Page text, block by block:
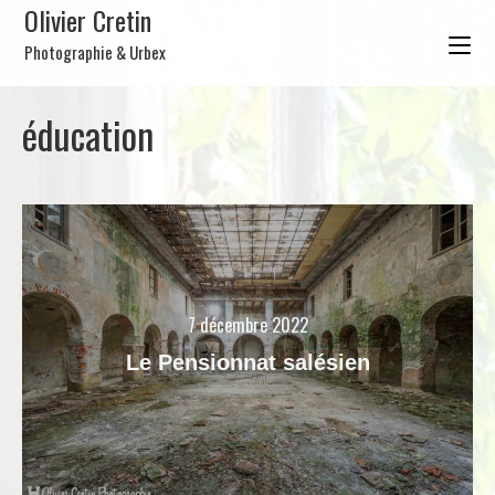
Olivier Cretin
Photographie & Urbex
éducation
7 décembre 2022
Le Pensionnat salésien